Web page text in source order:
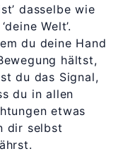
dasselbe wie
Welt’.
du deine Hand
hältst,
du das Signal,
du in allen
etwas
dir selbst